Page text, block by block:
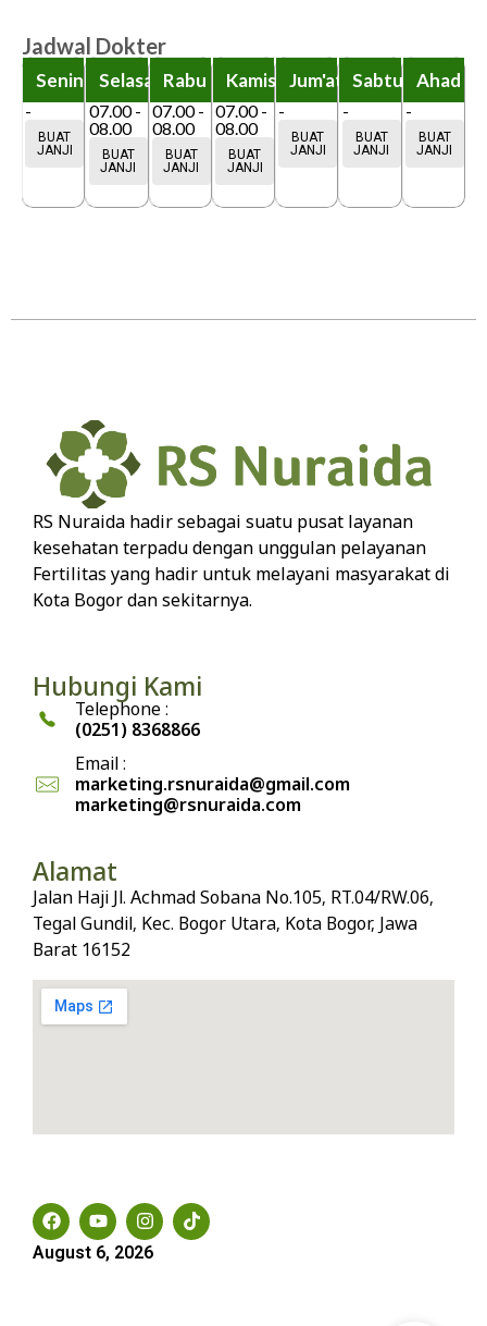
Jadwal Dokter
Senin
-
BUAT
JANJI
Selasa
07.00 -
08.00
BUAT
JANJI
Rabu
07.00 -
08.00
BUAT
JANJI
Kamis
07.00 -
08.00
BUAT
JANJI
Jum'at
-
BUAT
JANJI
Sabtu
-
BUAT
JANJI
Ahad
-
BUAT
JANJI
RS Nuraida hadir sebagai suatu pusat layanan
kesehatan terpadu dengan unggulan pelayanan
Fertilitas yang hadir untuk melayani masyarakat di
Kota Bogor dan sekitarnya.
Hubungi Kami
Telephone :
(0251) 8368866
Email :
marketing.rsnuraida@gmail.com
marketing@rsnuraida.com
Alamat
Jalan Haji Jl. Achmad Sobana No.105, RT.04/RW.06,
Tegal Gundil, Kec. Bogor Utara, Kota Bogor, Jawa
Barat 16152
August 6, 2026